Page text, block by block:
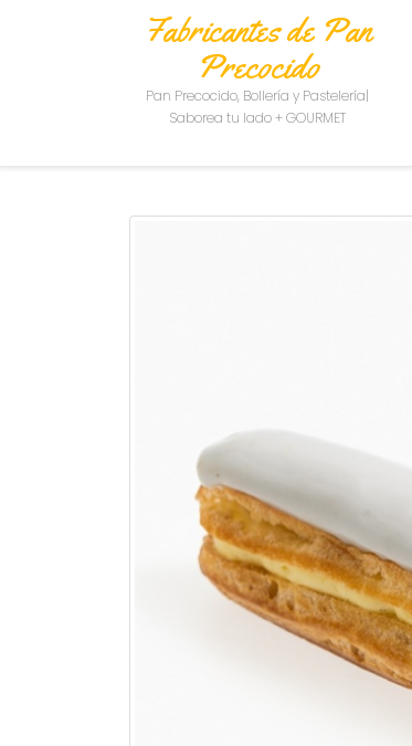
Fabricantes de Pan
Precocido
Pan Precocido, Bollería y Pastelería|
Saborea tu lado + GOURMET